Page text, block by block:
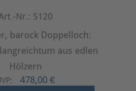
Nr.: 5120
barock Doppelloch:
aus edlen
Hölzern
478,00 €